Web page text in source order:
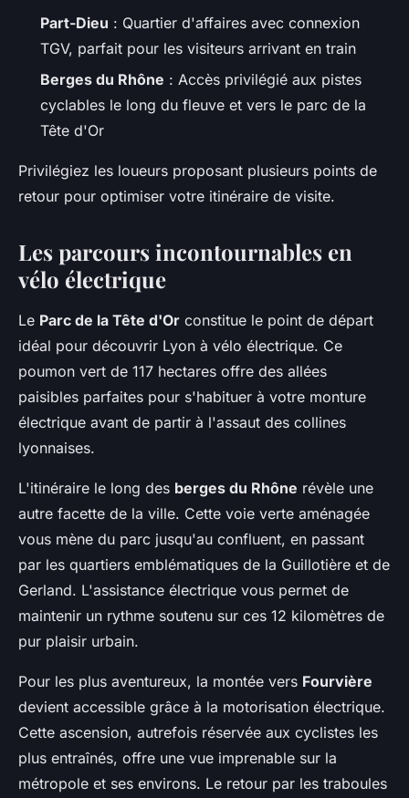
Part-Dieu : Quartier d'affaires avec connexion
TGV, parfait pour les visiteurs arrivant en train
Berges du Rhône : Accès privilégié aux pistes
cyclables le long du fleuve et vers le parc de la
Tête d'Or
Privilégiez les loueurs proposant plusieurs points de
retour pour optimiser votre itinéraire de visite.
Les parcours incontournables en
vélo électrique
Le Parc de la Tête d'Or constitue le point de départ
idéal pour découvrir Lyon à vélo électrique. Ce
poumon vert de 117 hectares offre des allées
paisibles parfaites pour s'habituer à votre monture
électrique avant de partir à l'assaut des collines
lyonnaises.
L'itinéraire le long des berges du Rhône révèle une
autre facette de la ville. Cette voie verte aménagée
vous mène du parc jusqu'au confluent, en passant
par les quartiers emblématiques de la Guillotière et de
Gerland. L'assistance électrique vous permet de
maintenir un rythme soutenu sur ces 12 kilomètres de
pur plaisir urbain.
Pour les plus aventureux, la montée vers Fourvière
devient accessible grâce à la motorisation électrique.
Cette ascension, autrefois réservée aux cyclistes les
plus entraînés, offre une vue imprenable sur la
métropole et ses environs. Le retour par les traboules